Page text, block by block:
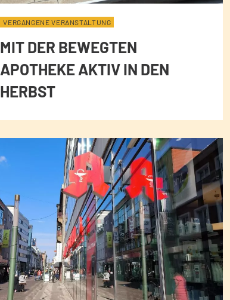
VERGANGENE VERANSTALTUNG
MIT DER BEWEGTEN
APOTHEKE AKTIV IN DEN
HERBST